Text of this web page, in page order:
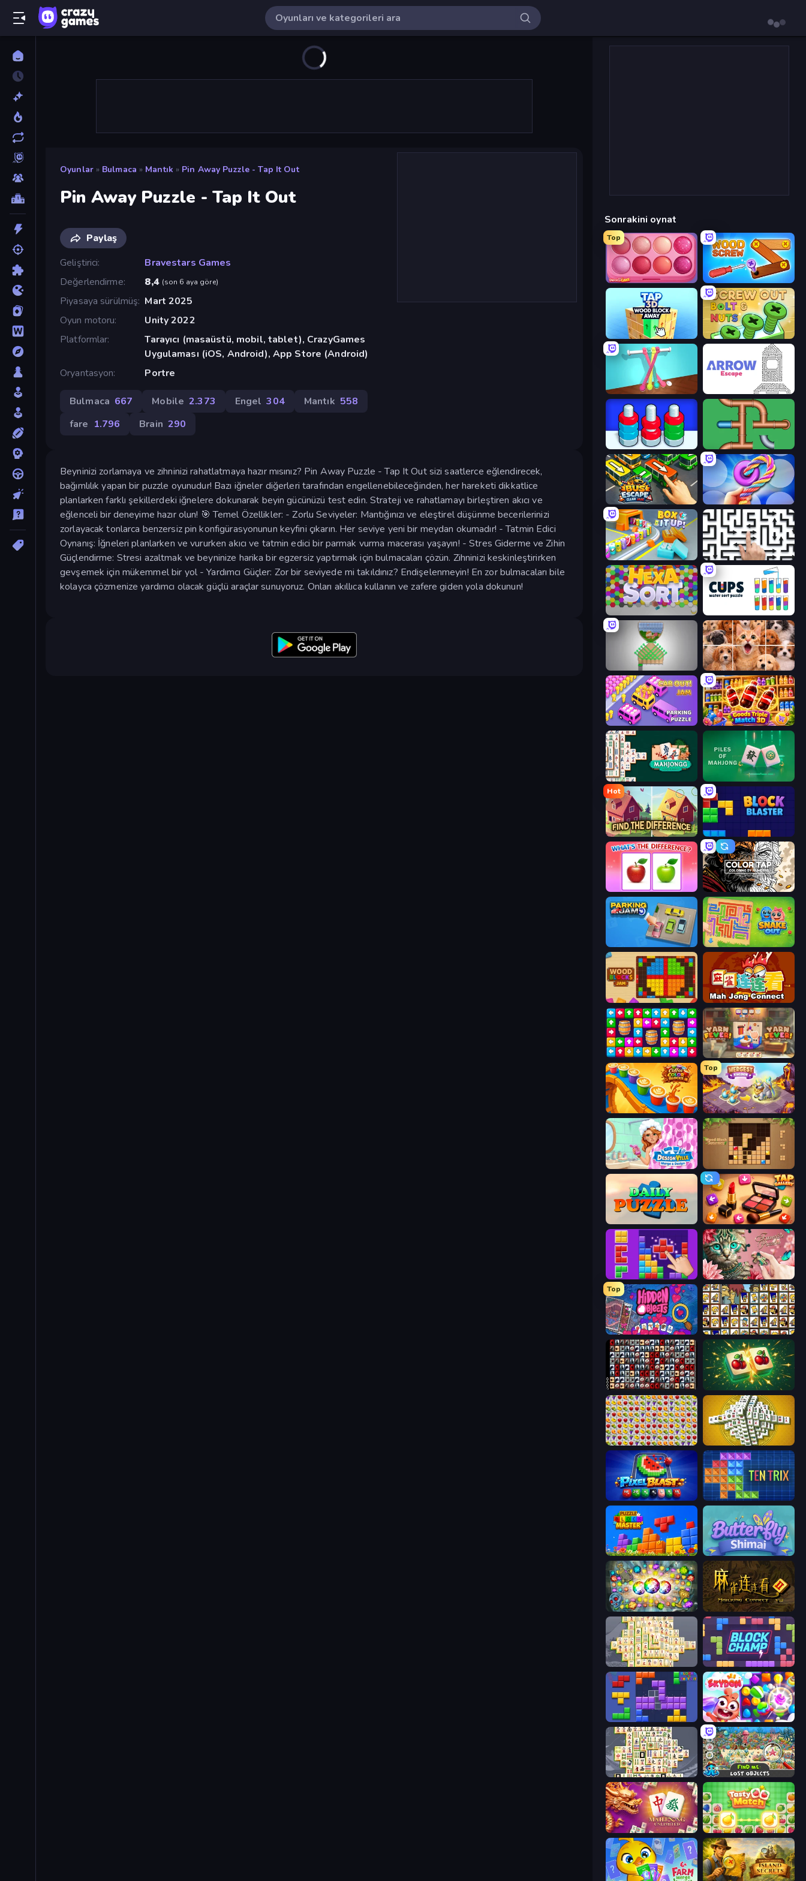
Oyunlar » Bulmaca » Mantık » Pin Away Puzzle - Tap It Out
Pin Away Puzzle - Tap It Out
Paylaş
Geliştirici
Bravestars Games
Değerlendirme
8,4 (son 6 aya göre)
Piyasaya sürülmüş Mart 2025
Oyun motoru
Unity 2022
Platformlar
Tarayıcı (masaüstü, mobil, tablet), CrazyGames
Uygulaması (iOS, Android), App Store (Android)
Oryantasyon
Portre
Bulmaca 667 Mobile 2.373 Engel 304 Mantık 558
fare 1.796 Brain 290
Beyninizi zorlamaya ve zihninizi rahatlatmaya hazır mısınız? Pin Away Puzzle - Tap It Out sizi saatlerce eğlendirecek,
bağımlılık yapan bir puzzle oyunudur! Bazı iğneler diğerleri tarafından engellenebileceğinden, her hareketi dikkatlice
planlarken farklı şekillerdeki iğnelere dokunarak beyin gücünüzü test edin. Strateji ve rahatlamayı birleştiren akıcı ve
eğlenceli bir deneyime hazır olun! 🎯 Temel Özellikler: - Zorlu Seviyeler: Mantığınızı ve eleştirel düşünme becerilerinizi
zorlayacak tonlarca benzersiz pin konfigürasyonunun keyfini çıkarın. Her seviye yeni bir meydan okumadır! - Tatmin Edici
Oynanış: İğneleri planlarken ve vururken akıcı ve tatmin edici bir parmak vurma macerası yaşayın! - Stres Giderme ve Zihin
Güçlendirme: Stresi azaltmak ve beyninize harika bir egzersiz yaptırmak için bulmacaları çözün. Zihninizi keskinleştirirken
gevşemek için mükemmel bir yol - Yardımcı Güçler: Zor bir seviyede mi takıldınız? Endişelenmeyin! En zor bulmacaları bile
kolayca çözmenize yardımcı olacak güçlü araçlar sunuyoruz. Onları akıllıca kullanın ve zafere giden yola dokunun!
Sonrakini oynat
Top
Piece of Cake: Merge and Bake Wood Screw: Bolts Puzzle
Screw Out: Bolts and Nuts
Tangle Master Arrow Escape
Plumber Pipe Out
Bus Escape: Clear Jam Twisted Tangle
Box It Up Arrow Escape: Puzzle
Cups - Water Sort Puzzle
Pull the Pin Jigpic Solitaire
Car OUT! Jam Parking Puzzle Goods Triple Match 3D
Mahjongg Solitaire Piles of Mahjong
Hot
Find The Difference Block Blaster
What's The Difference? Color Tap: Coloring by Numbers
Snake Out: Maze Escape
Wood Blocks Jam Mahjong Connect (Legacy)
Tap Away Story Yarn Fever! Unravel Puzzle
Coffee Color Blocks
Top
Mergest Kingdom
Designville: Merge & Design Wood Block Journey
Tap Gallery
BlockBuster Puzzle Favorite Puzzles
Top
Hidden Objects Tiles of the Simpsons
War Mahjong Mahjong Puzzle: Tile Match
Same Game Fruit Collapse Mahjong Tower
Pixel Blast TenTrix
Puzzle Block Master Butterfly Shimai
Forgotten Treasure 2 Mahjong Connect 2 (Legacy)
Mahjong Online Block Champ
Blocks and that’s it Skydom
Mahjong Titans Find Me: Lost Objects
Mahjong Unlimited Tasty Match: Mahjong Pairs